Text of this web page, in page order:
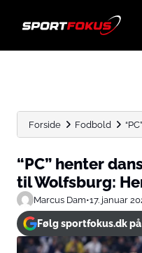
Forside Fodbold
“PC” henter
til Wolfsburg:
Marcus Dam•17. januar
Følg sportfokus.dk